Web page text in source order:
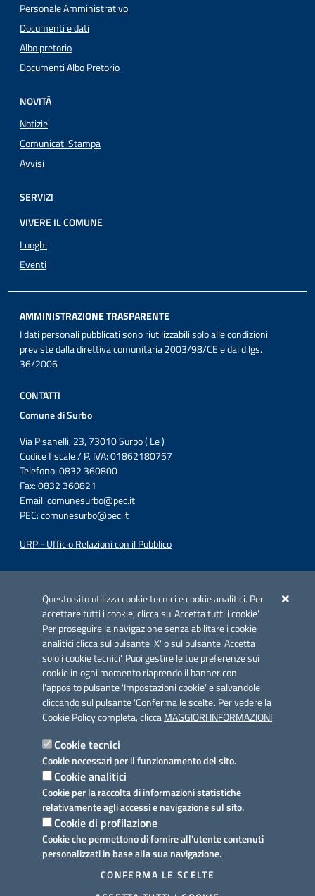
Questo sito utilizza cookie tecnici e cookie analitici. Per
accettare tutti i cookie, clicca su 'Accetta tutti i cookie'.
Per proseguire la navigazione senza abilitare i cookie
analitici clicca sul pulsante 'X' o sul pulsante 'Accetta
solo i cookie tecnici'. Puoi gestire le tue preferenze sui
cookie in ogni momento riaprendo il banner con
l'apposito pulsante 'Impostazioni cookie' e salvandole
cliccando sul pulsante 'Conferma le scelte'. Per vedere la
Cookie Policy completa, cliccaMAGGIORI INFORMAZIONI
Cookie tecnici
Cookie necessari per il funzionamento del sito.
Cookie analitici
Cookie per la raccolta di informazioni statistiche
relativamente agli accessi e navigazione sul sito.
Cookie di profilazione
Cookie che permettono di fornire all'utente contenuti
personalizzati in base alla sua navigazione.
CONFERMA LE SCELTE
Personale Amministrativo
Documenti e dati
Albo pretorio
Documenti Albo Pretorio
NOVITÀ
Notizie
Comunicati Stampa
Avvisi
SERVIZI
VIVERE IL COMUNE
Luoghi
Eventi
AMMINISTRAZIONE TRASPARENTE
I dati personali pubblicati sono riutilizzabili solo alle condizioni
previste dalla direttiva comunitaria 2003/98/CE e dal d.lgs.
36/2006
CONTATTI
Comune di Surbo
Via Pisanelli, 23, 73010 Surbo ( Le )
Codice fiscale / P. IVA: 01862180757
Telefono: 0832 360800
Fax: 0832 360821
Email:comunesurbo@pec.it
PEC:comunesurbo@pec.it
URP - Ufficio Relazioni con il Pubblico
Azione 2.3.
Link utili
Informativa privacy
Dichiarazione di accessibilità
Note legali
Domande frequenti
Richiesta assistenza
Prenotazione appuntamento